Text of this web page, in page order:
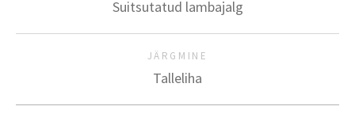
Suitsutatud lambajalg
JÄRGMINE
Talleliha